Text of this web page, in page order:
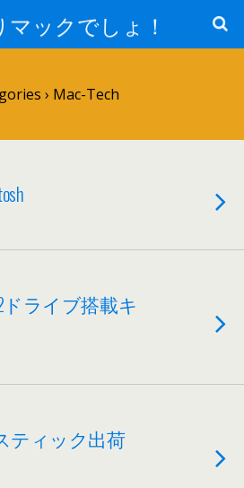
ックでしょ！
› Mac-Tech
2ドライブ搭載キ
スティック出荷